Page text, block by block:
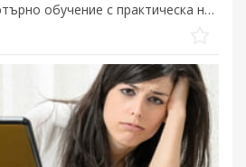
Индивидуално компютърно обучение с практическа насоченост...